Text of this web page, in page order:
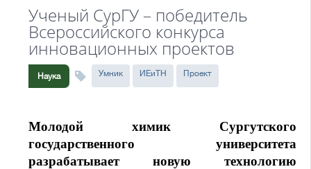
Ученый СурГУ – победитель
Всероссийского конкурса
инновационных проектов
Наука Умник ИЕиТН Проект
Молодой химик Сургутского
государственного университета
разрабатывает новую технологию